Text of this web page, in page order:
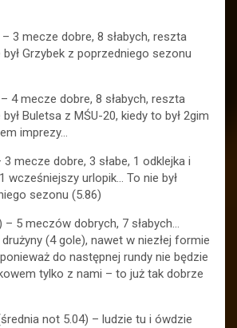
– 3 mecze dobre, 8 słabych, reszta
Grzybek z poprzedniego sezonu
4 mecze dobre, 8 słabych, reszta
Buletsa z MŚU-20, kiedy to był 2gim
imprezy…
3 mecze dobre, 3 słabe, 1 odklejka i
wcześniejszy urlopik… To nie był
sezonu (5.86)
– 5 meczów dobrych, 7 słabych…
(4 gole), nawet w niezłej formie
do następnej rundy nie będzie
tylko z nami – to już tak dobrze
not 5.04) – ludzie tu i ówdzie